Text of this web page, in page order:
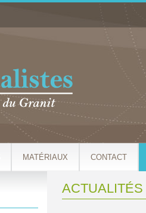
MATÉRIAUX CONTACT
ACTUALITÉS